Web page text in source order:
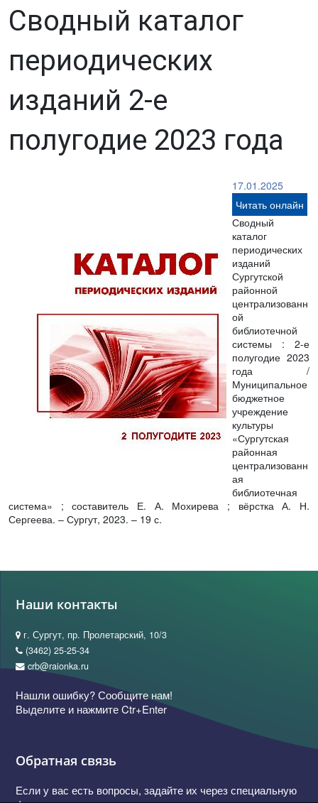
Сводный каталог
периодических
изданий 2-е
полугодие 2023 года
17.01.2025
Читать онлайн
Сводный
каталог
периодических
изданий
Сургутской
районной
централизованн
ой
библиотечной
системы : 2-е
полугодие 2023
года /
Муниципальное
бюджетное
учреждение
культуры
«Сургутская
районная
централизованн
ая
библиотечная
система» ; составитель Е. А. Мохирева ; вёрстка А. Н.
Сергеева. – Сургут, 2023. – 19 с.
Наши контакты
г. Сургут, пр. Пролетарский, 10/3
(3462) 25-25-34
crb@raionka.ru
Нашли ошибку? Сообщите нам!
Выделите и нажмите Ctr+Enter
Обратная связь
Если у вас есть вопросы, задайте их через специальную